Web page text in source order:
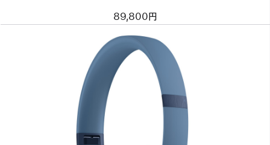
89,800円